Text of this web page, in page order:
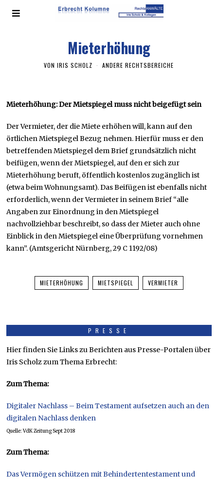
Mieterhöhung
VONIRIS SCHOLZ ANDERE RECHTSBEREICHE
Mieterhöhung: Der Mietspiegel muss nicht beigefügt sein
Der Vermieter, der die Miete erhöhen will, kann auf den
örtlichen Mietspiegel Bezug nehmen. Hierfür muss er den
betreffenden Mietspiegel dem Brief grundsätzlich nicht
beifügen, wenn der Mietspiegel, auf den er sich zur
Mieterhöhung beruft, öffentlich kostenlos zugänglich ist
(etwa beim Wohnungsamt). Das Beifügen ist ebenfalls nicht
erforderlich, wenn der Vermieter in seinem Brief “alle
Angaben zur Einordnung in den Mietspiegel
nachvollziehbar beschreibt, so dass der Mieter auch ohne
Einblick in den Mietspiegel eine Überprüfung vornehmen
kann”. (Amtsgericht Nürnberg, 29 C 1192/08)
MIETERHÖHUNG MIETSPIEGEL VERMIETER
PRESSE
Hier finden Sie Links zu Berichten aus Presse-Portalen über
Iris Scholz zum Thema Erbrecht:
Zum Thema:
Digitaler Nachlass – Beim Testament aufsetzen auch an den
digitalen Nachlass denken
Quelle: VdK Zeitung Sept 2018
Zum Thema:
Das Vermögen schützen mit Behindertentestament und